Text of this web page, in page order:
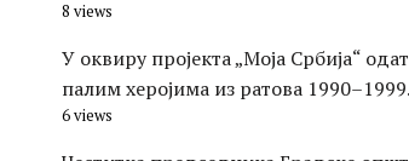
8 views
У оквиру пројекта „Моја Србија“
палим херојима из ратова 1990–1999.
6 views